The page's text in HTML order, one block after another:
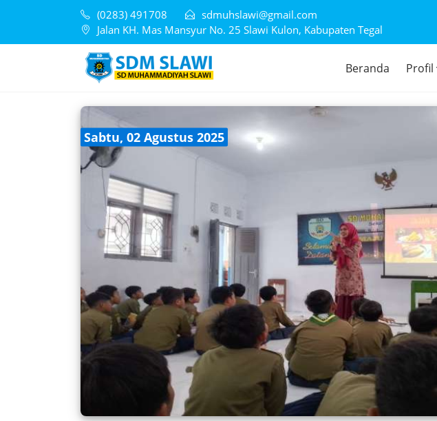
(0283) 491708
sdmuhslawi@gmail.com
Jalan KH. Mas Mansyur No. 25 Slawi Kulon, Kabupaten Tegal
Beranda Profil
Sabtu, 02 Agustus 2025